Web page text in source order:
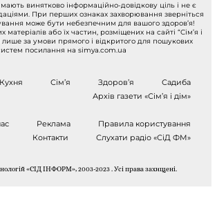
мають винятково інформаційно-довідкову ціль і не є
При перших ознаках захворювання зверніться
може бути небезпечним для вашого здоров’я!
або їх частин, розміщених на сайті “Сім’я і
лише за умови прямого і відкритого для пошукових
посилання на simya.com.ua
Кухня Сім’я Здоров’я
Садиба
Архів газети «Сім’я і дім»
Реклама
Правила користування
Контакти
Слухати радіо «СіД ФМ»
«СІД ІНФОРМ», 2003-2023 . Усі права захищені.